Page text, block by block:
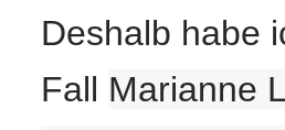
Deshalb habe
Fall Marianne